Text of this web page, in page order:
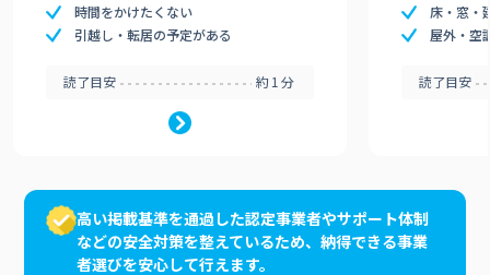
時間をかけたくない
引越し・転居の予定がある
読了目安 約1分
床・窓・
屋外・空
読了目安
高い掲載基準を通過した認定事業者やサポート体制
などの安全対策を整えているため、納得できる事業
者選びを安心して行えます。